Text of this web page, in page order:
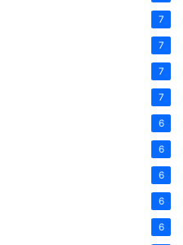
7
7
7
7
6
6
6
6
6